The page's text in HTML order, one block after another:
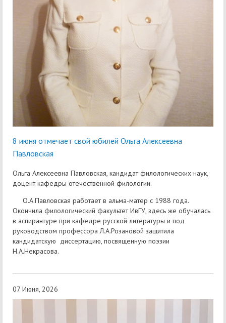
8 июня отмечает свой юбилей Ольга Алексеевна
Павловская
Ольга Алексеевна Павловская, кандидат филологических наук,
доцент кафедры отечественной филологии.
О.А.Павловская работает в альма-матер с 1988 года.
Окончила филологический факультет ИвГУ, здесь же обучалась
в аспирантуре при кафедре русской литературы и под
руководством профессора Л.А.Розановой защитила
кандидатскую диссертацию, посвященную поэзии
Н.А.Некрасова.
07 Июня, 2026